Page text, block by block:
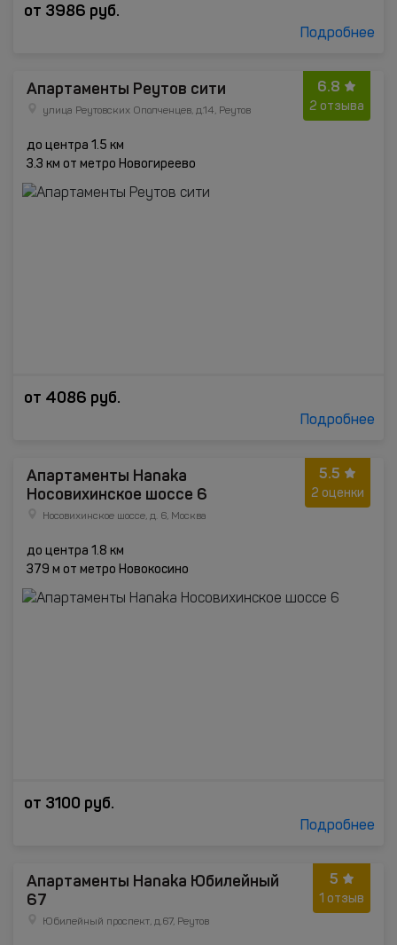
от 3986 руб.
Подробнее
6.8
2 отзыва
Апартаменты Реутов сити
улица Реутовских Ополченцев, д.14, Реутов
до центра 1.5 км
3.3 км от метро Новогиреево
от 4086 руб.
Подробнее
5.5
2 оценки
Апартаменты Hanaka
Носовихинское шоссе 6
Носовихинское шоссе, д. 6, Москва
до центра 1.8 км
379 м от метро Новокосино
от 3100 руб.
Подробнее
5
1 отзыв
Апартаменты Hanaka Юбилейный
67
Юбилейный проспект, д.67, Реутов